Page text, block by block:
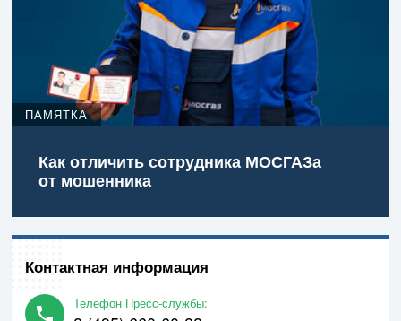
ПАМЯТКА
Как отличить сотрудника МОСГАЗа
от мошенника
Контактная информация
Телефон Пресс-службы: